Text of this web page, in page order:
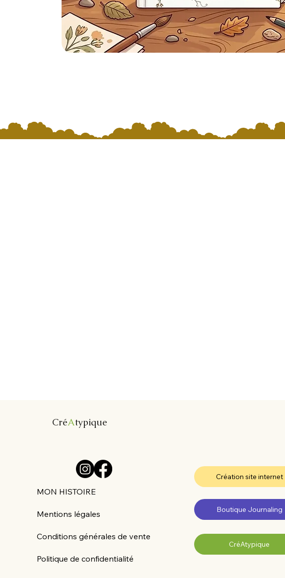
CréAtypique
MON HISTOIRE
Mentions légales
Conditions générales de vente
Politique de confidentialité
Création site internet
Boutique Journaling
CréAtypique